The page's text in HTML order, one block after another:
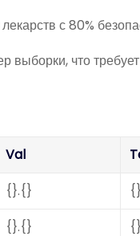
с 80%
что
Val
{}.{}
{}.{}